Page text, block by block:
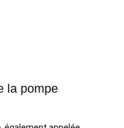
la pompe